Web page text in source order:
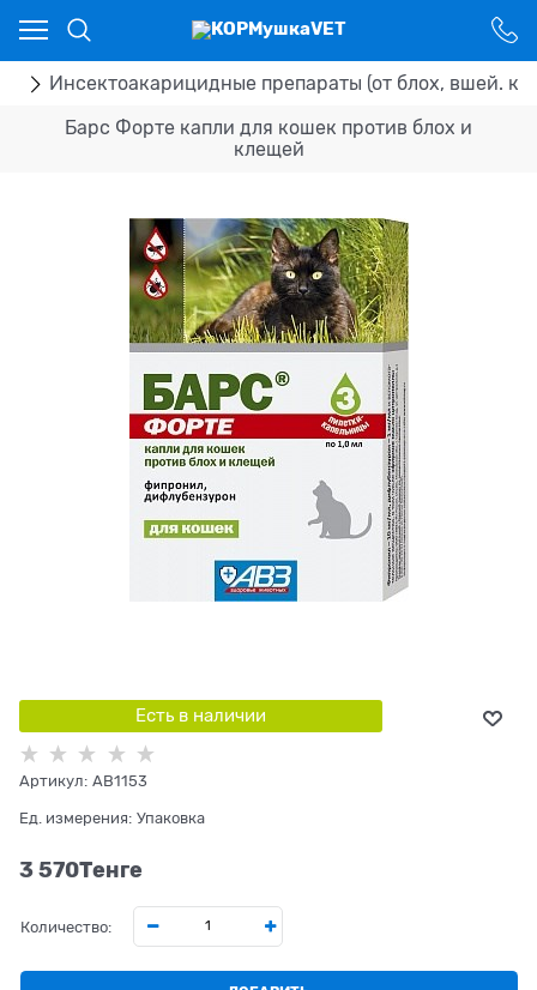
Инсектоакарицидные препараты (от блох, вшей.
Барс Форте капли для кошек против блох и
клещей
Есть в наличии
Артикул: AB1153
Ед. измерения: Упаковка
3 570Tенге
Количество:
Ваш город - Костанай,
угадали?